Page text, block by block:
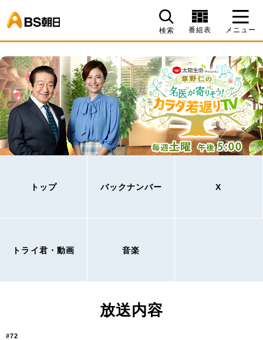
検索 番組表 メニュー
トップ バックナンバー X
トライ君・動画 音楽
放送内容
#72